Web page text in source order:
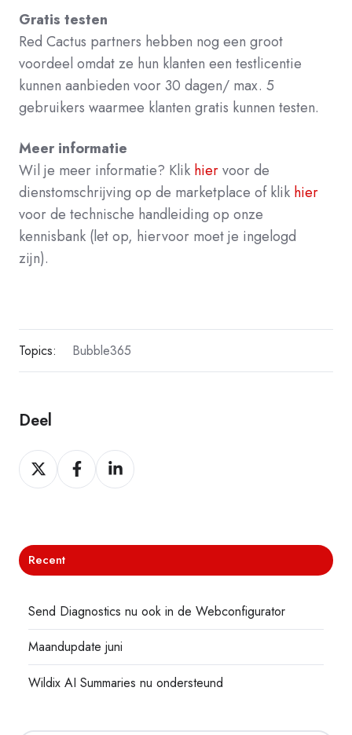
Gratis testen
Red Cactus partners hebben nog een groot
voordeel omdat ze hun klanten een testlicentie
kunnen aanbieden voor 30 dagen/ max. 5
gebruikers waarmee klanten gratis kunnen testen.
Meer informatie
Wil je meer informatie? Klik hiervoor de
dienstomschrijving op de marketplace of klik hier
voor de technische handleiding op onze
kennisbank (let op, hiervoor moet je ingelogd
zijn).
Topics: Bubble365
Deel
Deel Deel Deel
Recent
Send Diagnostics nu ook in de Webconfigurator
Maandupdate juni
Wildix AI Summaries nu ondersteund